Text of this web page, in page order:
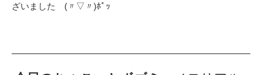
ざいました (〃▽〃)ﾎﾟｯ